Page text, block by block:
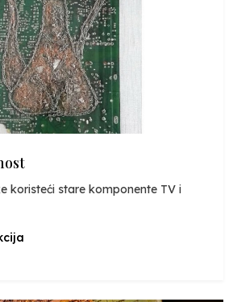
koristeći stare komponente TV i